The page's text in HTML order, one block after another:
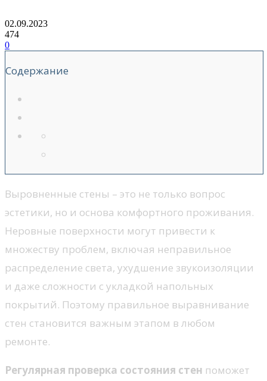
02.09.2023
474
0
Содержание
Выровненные стены – это не только вопрос
эстетики, но и основа комфортного проживания.
Неровные поверхности могут привести к
множеству проблем, включая неправильное
распределение света, ухудшение звукоизоляции
и даже сложности с укладкой напольных
покрытий. Поэтому правильное выравнивание
стен становится важным этапом в любом
ремонте.
Регулярная проверка состояния стен поможет